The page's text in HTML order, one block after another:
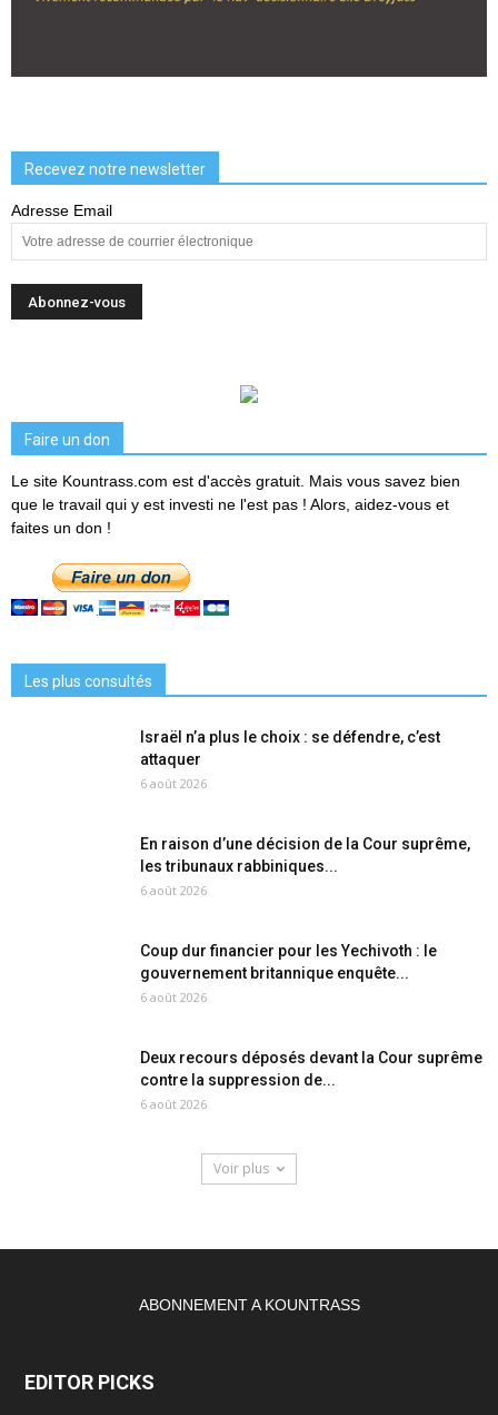
Recevez notre newsletter
Adresse Email
Faire un don
Le site Kountrass.com est d'accès gratuit. Mais vous savez bien
que le travail qui y est investi ne l'est pas ! Alors, aidez-vous et
faites un don !
Les plus consultés
Israël n’a plus le choix : se défendre, c’est
attaquer
6 août 2026
En raison d’une décision de la Cour suprême,
les tribunaux rabbiniques...
6 août 2026
Coup dur financier pour les Yechivoth : le
gouvernement britannique enquête...
6 août 2026
Deux recours déposés devant la Cour suprême
contre la suppression de...
6 août 2026
Voir plus
ABONNEMENT A KOUNTRASS
EDITOR PICKS